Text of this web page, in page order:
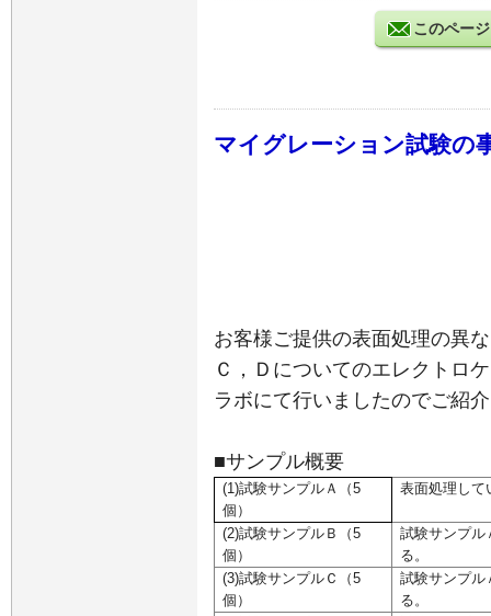
このペー
マイグレーション試験の
お客様ご提供の表面処理の異
Ｃ，Ｄについてのエレクトロ
ラボにて行いましたのでご紹
■サンプル概要
(1)試験サンプルＡ（5
個）
表面処理して
(2)試験サンプルＢ（5
個）
試験サンプル
る。
(3)試験サンプルＣ（5
個）
試験サンプル
る。